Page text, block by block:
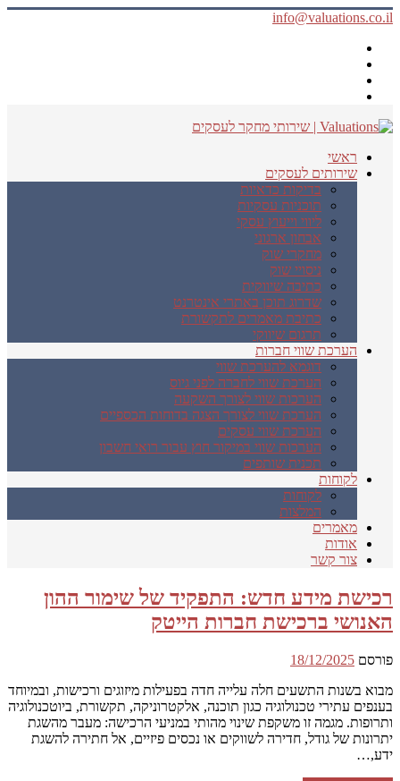
info@valuations.co.il
ראשי
שירותים לעסקים
בדיקות כדאיות
תוכניות עסקיות
ליווי וייעוץ עסקי
אבחון ארגוני
מחקרי שוק
ניסויי שוק
כתיבה שיווקית
שדרוג תוכן באתרי אינטרנט
כתיבת מאמרים לתקשורת
תרגום שיווקי
הערכת שווי חברות
דוגמא להערכת שווי
הערכת שווי לחברה לפני גיוס
הערכות שווי לצורך השקעה
הערכת שווי לצורך הצגה בדוחות הכספיים
הערכת שווי עסקים
הערכות שווי במיקור חוץ עבור רואי חשבון
תכנית שותפים
לקוחות
לקוחות
המלצות
מאמרים
אודות
צור קשר
רכישת מידע חדש: התפקיד של שימור ההון
האנושי ברכישת חברות הייטק
פורסם 18/12/2025
מבוא בשנות התשעים חלה עלייה חדה בפעילות מיזוגים ורכישות, ובמיוחד
בענפים עתירי טכנולוגיה כגון תוכנה, אלקטרוניקה, תקשורת, ביוטכנולוגיה
ותרופות. מגמה זו משקפת שינוי מהותי במניעי הרכישה: מעבר מהשגת
יתרונות של גודל, חדירה לשווקים או נכסים פיזיים, אל חתירה להשגת
ידע,…